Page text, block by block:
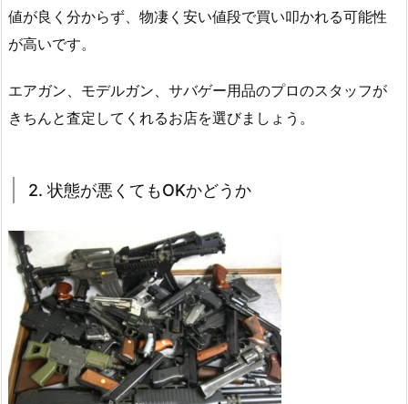
値が良く分からず、物凄く安い値段で買い叩かれる可能性
が高いです。
エアガン、モデルガン、サバゲー用品のプロのスタッフが
きちんと査定してくれるお店を選びましょう。
2. 状態が悪くてもOKかどうか